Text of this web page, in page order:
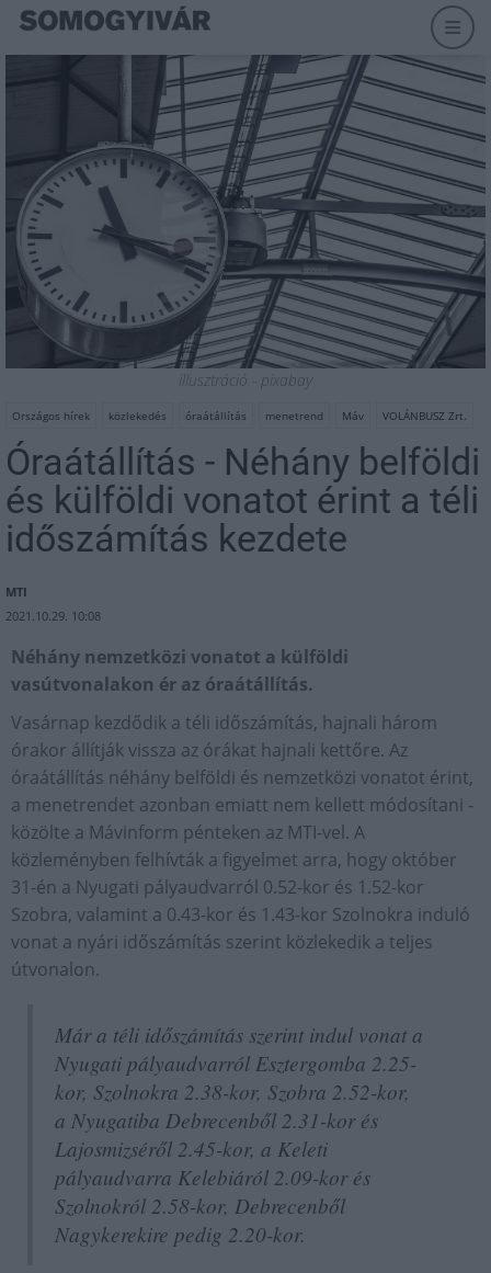
illusztráció - pixabay
Országos hírek közlekedés óraátállítás menetrend Máv VOLÁNBUSZ Zrt.
Óraátállítás - Néhány belföldi
és külföldi vonatot érint a téli
időszámítás kezdete
MTI
2021.10.29. 10:08
Néhány nemzetközi vonatot a külföldi
vasútvonalakon ér az óraátállítás.
Vasárnap kezdődik a téli időszámítás, hajnali három
órakor állítják vissza az órákat hajnali kettőre. Az
óraátállítás néhány belföldi és nemzetközi vonatot érint,
a menetrendet azonban emiatt nem kellett módosítani -
közölte a Mávinform pénteken az MTI-vel. A
közleményben felhívták a figyelmet arra, hogy október
31-én a Nyugati pályaudvarról 0.52-kor és 1.52-kor
Szobra, valamint a 0.43-kor és 1.43-kor Szolnokra induló
vonat a nyári időszámítás szerint közlekedik a teljes
útvonalon.
Már a téli időszámítás szerint indul vonat a
Nyugati pályaudvarról Esztergomba 2.25-
kor, Szolnokra 2.38-kor, Szobra 2.52-kor,
a Nyugatiba Debrecenből 2.31-kor és
Lajosmizséről 2.45-kor, a Keleti
pályaudvarra Kelebiáról 2.09-kor és
Szolnokról 2.58-kor, Debrecenből
Nagykerekire pedig 2.20-kor.